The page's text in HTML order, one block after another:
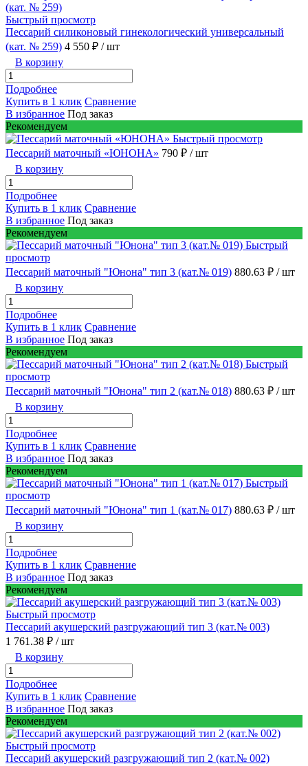
Быстрый просмотр
Пессарий силиконовый гинекологический универсальный
(кат. № 259) 4 550 ₽ / шт
В корзину
Подробнее
Купить в 1 клик Сравнение
В избранное Под заказ
Рекомендуем
Быстрый просмотр
Пессарий маточный «ЮНОНА» 790 ₽ / шт
В корзину
Подробнее
Купить в 1 клик Сравнение
В избранное Под заказ
Рекомендуем
Быстрый
просмотр
Пессарий маточный "Юнона" тип 3 (кат.№ 019) 880.63 ₽ / шт
В корзину
Подробнее
Купить в 1 клик Сравнение
В избранное Под заказ
Рекомендуем
Быстрый
просмотр
Пессарий маточный "Юнона" тип 2 (кат.№ 018) 880.63 ₽ / шт
В корзину
Подробнее
Купить в 1 клик Сравнение
В избранное Под заказ
Рекомендуем
Быстрый
просмотр
Пессарий маточный "Юнона" тип 1 (кат.№ 017) 880.63 ₽ / шт
В корзину
Подробнее
Купить в 1 клик Сравнение
В избранное Под заказ
Рекомендуем
Быстрый просмотр
Пессарий акушерский разгружающий тип 3 (кат.№ 003)
1 761.38 ₽ / шт
В корзину
Подробнее
Купить в 1 клик Сравнение
В избранное Под заказ
Рекомендуем
Быстрый просмотр
Пессарий акушерский разгружающий тип 2 (кат.№ 002)